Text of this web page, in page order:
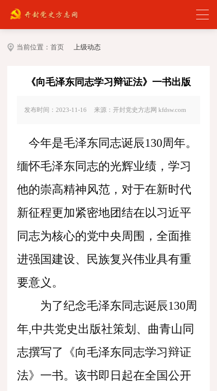
当前位置： 首页 上级动态
《向毛泽东同志学习辩证法》一书出版
发布时间：2023-11-16 来源：开封党史方志网 kfdsw.com
今年是毛泽东同志诞辰130周年。
缅怀毛泽东同志的光辉业绩，学习
他的崇高精神风范，对于在新时代
新征程更加紧密地团结在以习近平
同志为核心的党中央周围，全面推
进强国建设、民族复兴伟业具有重
要意义。
为了纪念毛泽东同志诞辰130周
年,中共党史出版社策划、曲青山同
志撰写了《向毛泽东同志学习辩证
法》一书。该书即日起在全国公开